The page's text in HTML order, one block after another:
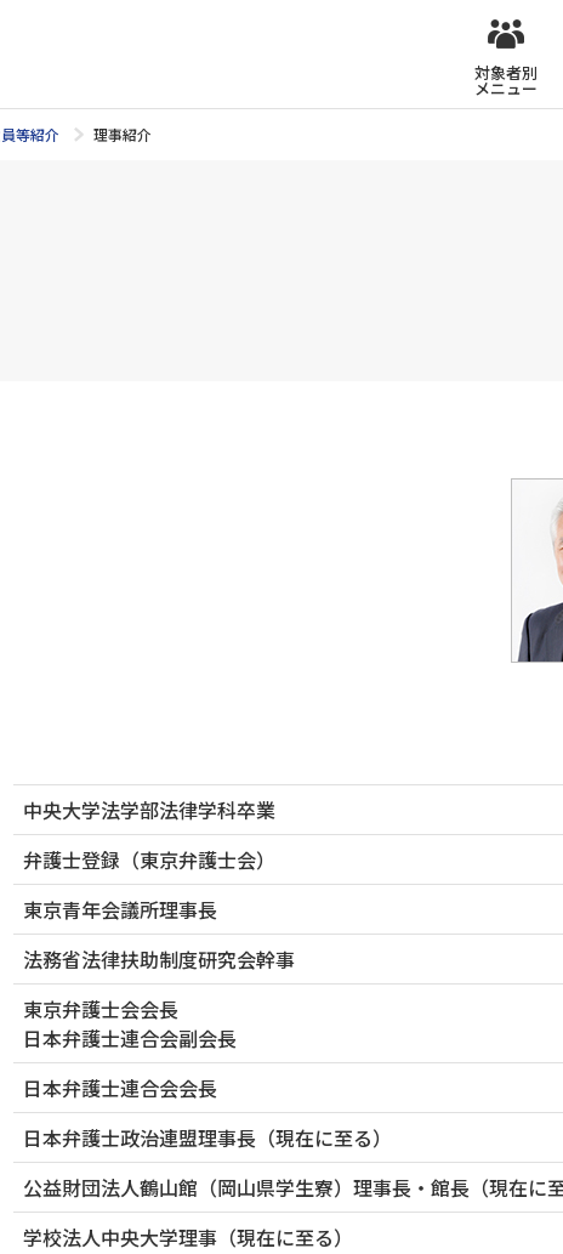
対象者別
メニュー
等紹介 理事紹介
中央大学法学部法律学科卒業
弁護士登録（東京弁護士会）
東京青年会議所理事長
法務省法律扶助制度研究会幹事
東京弁護士会会長
日本弁護士連合会副会長
日本弁護士連合会会長
日本弁護士政治連盟理事長（現在に至る）
公益財団法人鶴山館（岡山県学生寮）理事長・館長（現在に
学校法人中央大学理事（現在に至る）